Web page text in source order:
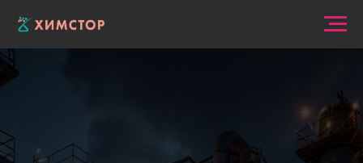
ООО "ХИМСТОР"
himstore-info@mail.ru